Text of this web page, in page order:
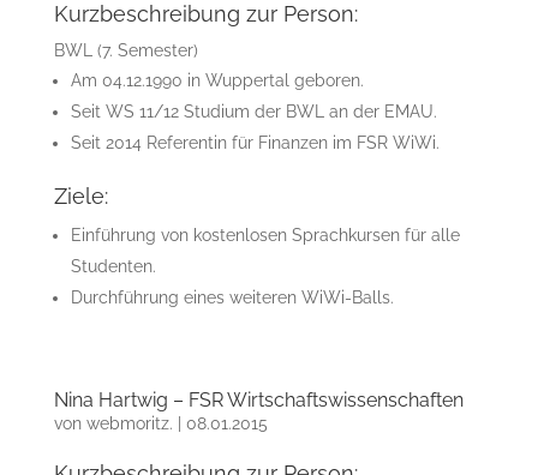
Kurzbeschreibung zur Person:
BWL (7. Semester)
Am 04.12.1990 in Wuppertal geboren.
Seit WS 11/12 Studium der BWL an der EMAU.
Seit 2014 Referentin für Finanzen im FSR WiWi.
Ziele:
Einführung von kostenlosen Sprachkursen für alle
Studenten.
Durchführung eines weiteren WiWi-Balls.
Nina Hartwig – FSR Wirtschaftswissenschaften
von webmoritz. 08.01.2015